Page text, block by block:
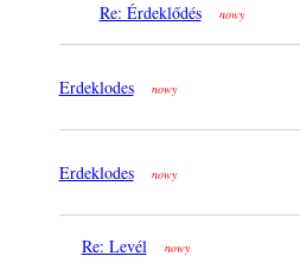
Re: Érdeklődés nowy
Erdeklodes nowy
Erdeklodes nowy
Re: Levél nowy